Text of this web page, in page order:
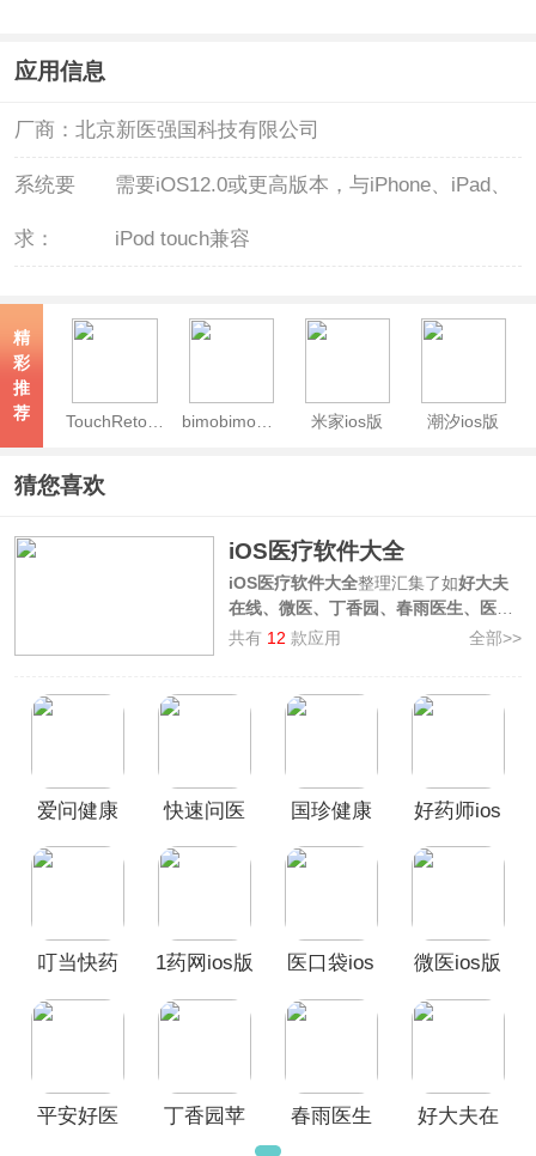
应用信息
厂商： 北京新医强国科技有限公司
系统要
求：
需要iOS12.0或更高版本，与iPhone、iPad、
iPod touch兼容
精
彩
推
荐
TouchRetouch ios版 bimobimo苹果版 米家ios版 潮汐ios版
猜您喜欢
iOS医疗软件大全
iOS医疗软件大全整理汇集了如好大夫
在线、微医、丁香园、春雨医生、医口
袋等多款iOS好用的医疗相关手机应
务，是您手机上的私人医师助手，欢迎
共有 12 款应用 全部>>
爱问健康
快速问医
国珍健康
好药师ios
叮当快药
1药网ios版
医口袋ios
微医ios版
平安好医
丁香园苹
春雨医生
好大夫在